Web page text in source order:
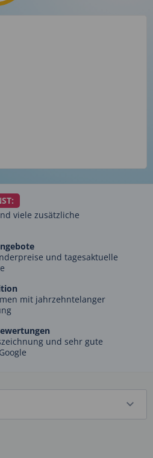
viele zusätzliche
und tagesaktuelle
mit jahrzehntelanger
und sehr gute